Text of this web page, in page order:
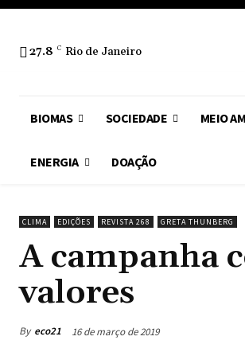
27.8 C Rio de Janeiro
BIOMAS SOCIEDADE MEIO
ENERGIA DOAÇÃO
CLIMA EDIÇÕES REVISTA 268 GRETA THUNBERG
A campanha
valores
By eco21 16 de março de 2019